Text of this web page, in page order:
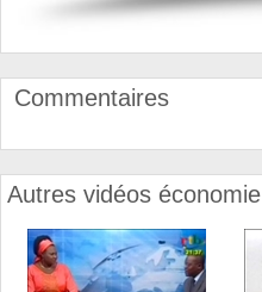
Commentaires
Autres vidéos économie